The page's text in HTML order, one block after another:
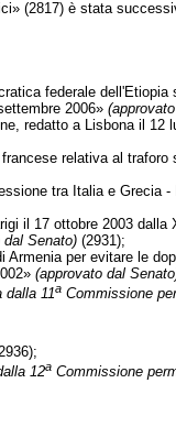
(2817) è stata
federale
2006»
redatto a Lisbona il 12
relativa al traforo
tra Italia e Grecia
il 17 ottobre 2003 dalla
dal Senato)(2931);
per evitare le
(approvato dal
dalla 11aCommissione
12aCommissione